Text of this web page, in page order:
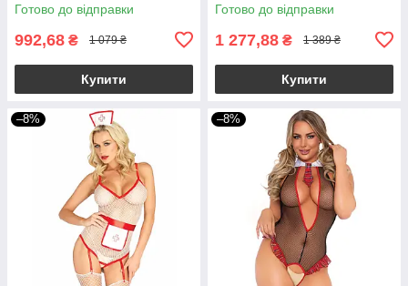
Готово до відправки
992,68 ₴ 1 079 ₴
Купити
Готово до відправки
1 277,88 ₴ 1 389 ₴
Купити
–8% –8%